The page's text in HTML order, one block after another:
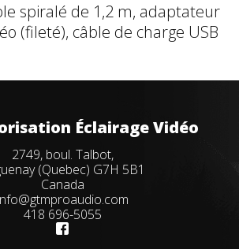
spiralé de 1,2 m, adaptateur
(fileté), câble de charge USB
Éclairage Vidéo
2749, boul. Talbot,
(Quebec) G7H 5B1
Canada
418 696-5055